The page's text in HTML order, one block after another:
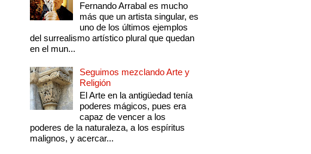
Fernando Arrabal es mucho
más que un artista singular, es
uno de los últimos ejemplos
del surrealismo artístico plural que quedan
en el mun...
Seguimos mezclando Arte y
Religión
El Arte en la antigüedad tenía
poderes mágicos, pues era
capaz de vencer a los
poderes de la naturaleza, a los espíritus
malignos, y acercar...